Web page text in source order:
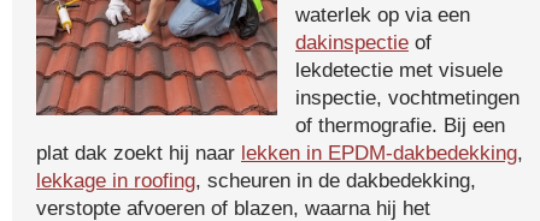
waterlek op via een
dakinspectie of
lekdetectie met visuele
inspectie, vochtmetingen
of thermografie. Bij een
plat dak zoekt hij naar lekken in EPDM-dakbedekking,
lekkage in roofing, scheuren in de dakbedekking,
verstopte afvoeren of blazen, waarna hij het